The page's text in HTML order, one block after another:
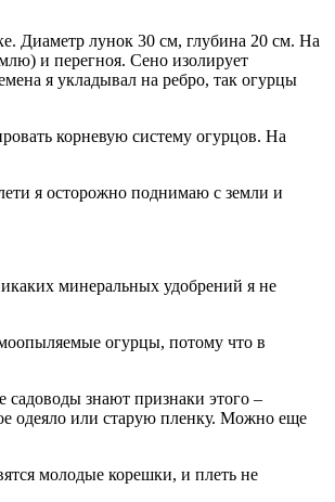
Диаметр лунок 30 см, глубина 20 см. На
и перегноя. Сено изолирует
я укладывал на ребро, так огурцы
корневую систему огурцов. На
я осторожно поднимаю с земли и
минеральных удобрений я не
огурцы, потому что в
садоводы знают признаки этого –
одеяло или старую пленку. Можно еще
молодые корешки, и плеть не